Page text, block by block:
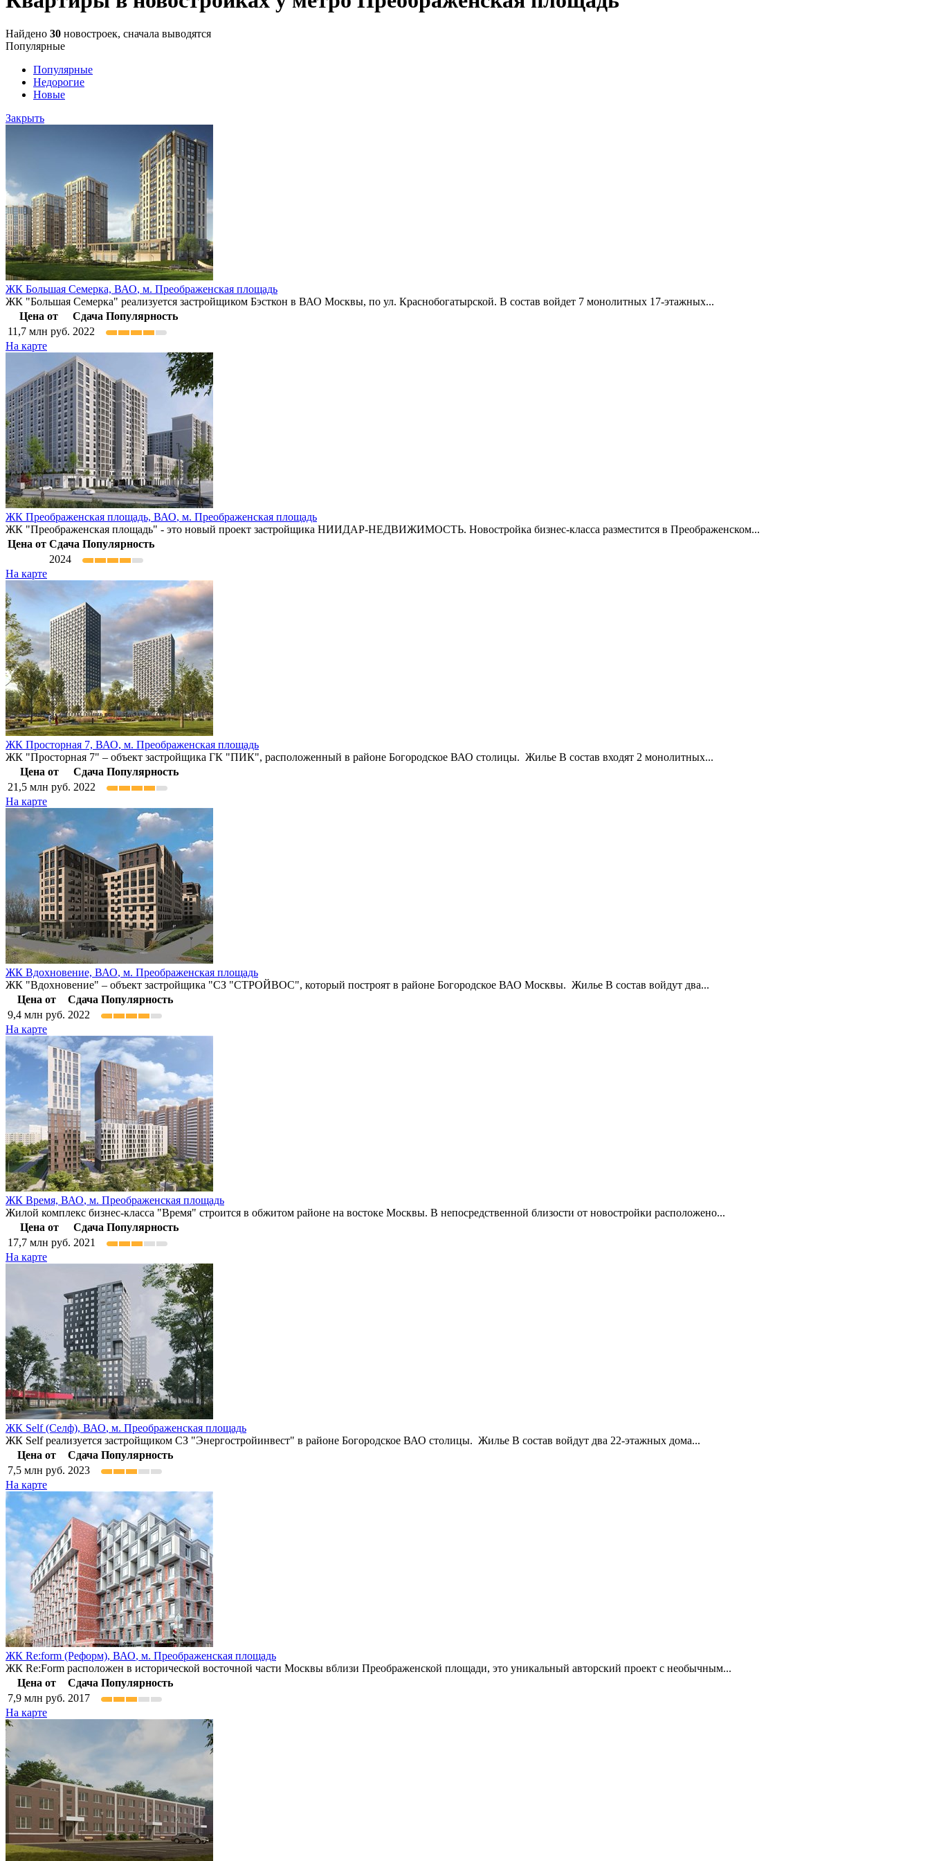
Найдено 30 новостроек, сначала выводятся
Популярные
Популярные
Недорогие
Новые
Закрыть
ЖК Большая Семерка, ВАО, м. Преображенская площадь
ЖК "Большая Семерка" реализуется застройщиком Бэсткон в ВАО Москвы, по ул. Краснобогатырской. В состав войдет 7 монолитных 17-этажных...
Цена от
Сдача Популярность
11,7 млн руб. 2022
На карте
ЖК Преображенская площадь, ВАО, м. Преображенская площадь
ЖК "Преображенская площадь" - это новый проект застройщика НИИДАР-НЕДВИЖИМОСТЬ. Новостройка бизнес-класса разместится в Преображенском...
Цена от Сдача Популярность
2024
На карте
ЖК Просторная 7, ВАО, м. Преображенская площадь
ЖК "Просторная 7" – объект застройщика ГК "ПИК", расположенный в районе Богородское ВАО столицы. Жилье В состав входят 2 монолитных...
Цена от
Сдача Популярность
21,5 млн руб. 2022
На карте
ЖК Вдохновение, ВАО, м. Преображенская площадь
ЖК "Вдохновение" – объект застройщика "СЗ "СТРОЙВОС", который построят в районе Богородское ВАО Москвы. Жилье В состав войдут два...
Цена от
Сдача Популярность
9,4 млн руб. 2022
На карте
ЖК Время, ВАО, м. Преображенская площадь
Жилой комплекс бизнес-класса "Время" строится в обжитом районе на востоке Москвы. В непосредственной близости от новостройки расположено...
Цена от
Сдача Популярность
17,7 млн руб. 2021
На карте
ЖК Self (Селф), ВАО, м. Преображенская площадь
ЖК Self реализуется застройщиком СЗ "Энергостройинвест" в районе Богородское ВАО столицы. Жилье В состав войдут два 22-этажных дома...
Цена от
Сдача Популярность
7,5 млн руб. 2023
На карте
ЖК Re:form (Реформ), ВАО, м. Преображенская площадь
ЖК Re:Form расположен в исторической восточной части Москвы вблизи Преображенской площади, это уникальный авторский проект с необычным...
Цена от
Сдача Популярность
7,9 млн руб. 2017
На карте